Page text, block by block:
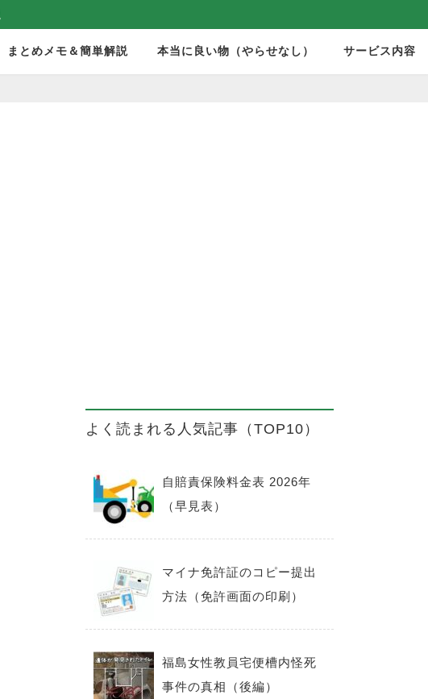
まとめメモ＆簡単解説 本当に良い物（やらせなし） サービス内容
よく読まれる人気記事（TOP10）
自賠責保険料金表 2026年
（早見表）
マイナ免許証のコピー提出
方法（免許画面の印刷）
福島女性教員宅便槽内怪死
事件の真相（後編）